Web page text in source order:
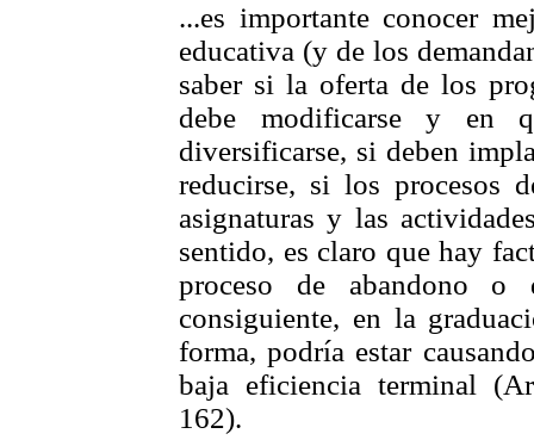
...es importante conocer
educativa (y de los
saber si la oferta de los
debe modificarse y en
diversificarse, si deben
reducirse, si los procesos
asignaturas y las
sentido, es claro que hay
proceso de abandono
consiguiente, en la
forma, podría estar
baja eficiencia terminal
162).